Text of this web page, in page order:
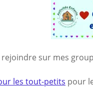
rejoindre sur mes
les tout-petits pour